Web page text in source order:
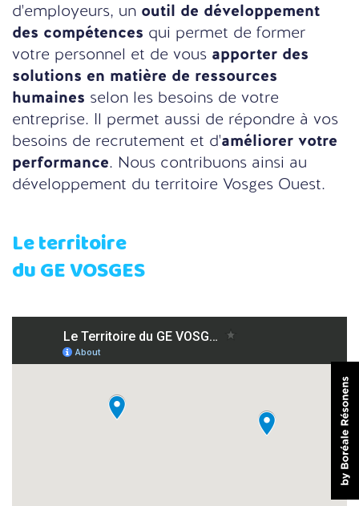
d'employeurs, un outil de développement
des compétences qui permet de former
votre personnel et de vous apporter des
solutions en matière de ressources
humaines selon les besoins de votre
entreprise. Il permet aussi de répondre à vos
besoins de recrutement et d'améliorer votre
performance. Nous contribuons ainsi au
développement du territoire Vosges Ouest.
Le territoire
du GE VOSGES